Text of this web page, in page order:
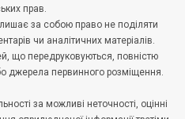
прав.
за собою право не поділяти
чи аналітичних матеріалів.
що передруковуються, повністю
джерела первинного розміщення.
за можливі неточності, оцінні